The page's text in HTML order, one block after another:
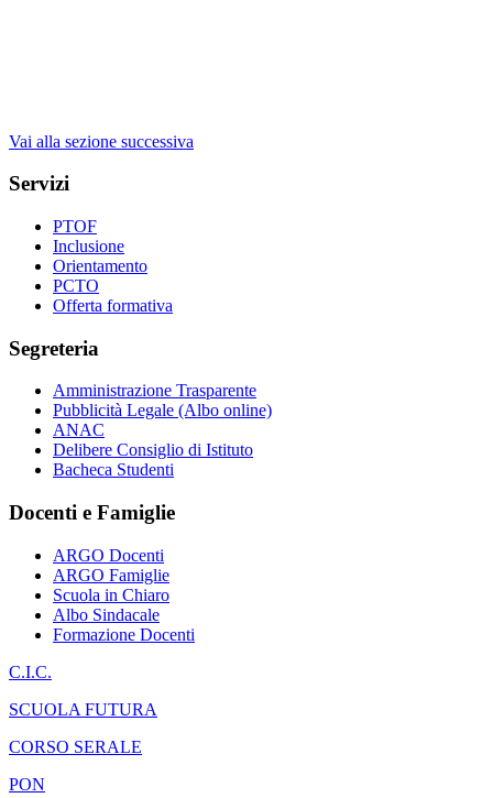
Vai alla sezione successiva
Servizi
PTOF
Inclusione
Orientamento
PCTO
Offerta formativa
Segreteria
Amministrazione Trasparente
Pubblicità Legale (Albo online)
ANAC
Delibere Consiglio di Istituto
Bacheca Studenti
Docenti e Famiglie
ARGO Docenti
ARGO Famiglie
Scuola in Chiaro
Albo Sindacale
Formazione Docenti
C.I.C.
SCUOLA FUTURA
CORSO SERALE
PON